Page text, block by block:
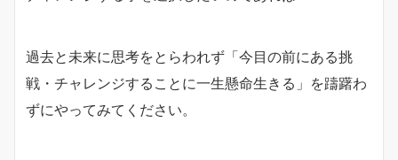
過去と未来に思考をとらわれず「今目の前にある挑
戦・チャレンジすることに一生懸命生きる」を躊躇わ
ずにやってみてください。